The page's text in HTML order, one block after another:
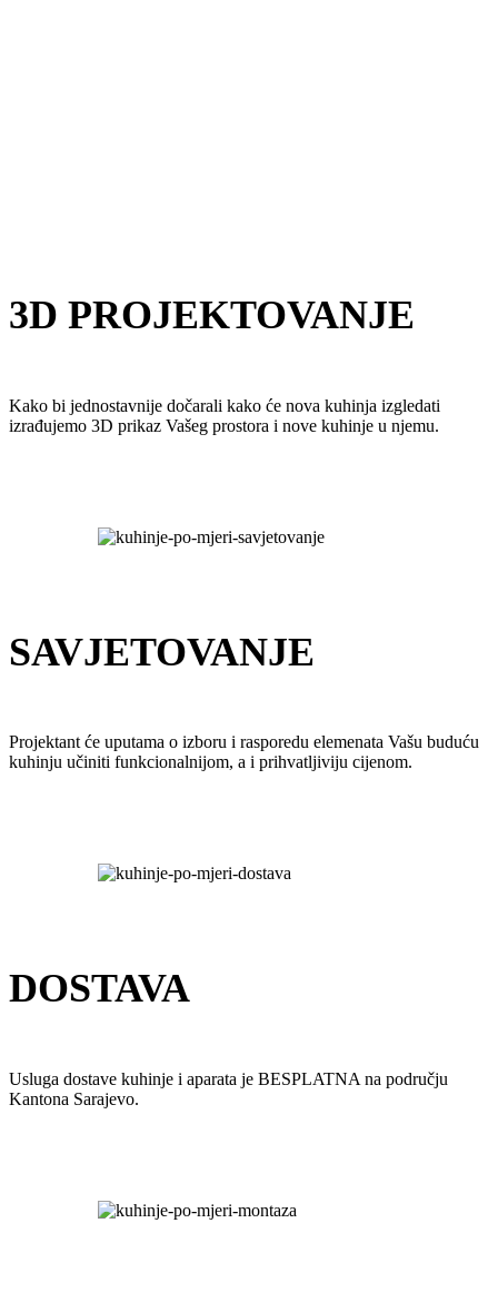
3D PROJEKTOVANJE
Kako bi jednostavnije dočarali kako će nova kuhinja izgledati
izrađujemo 3D prikaz Vašeg prostora i nove kuhinje u njemu.
SAVJETOVANJE
Projektant će uputama o izboru i rasporedu elemenata Vašu buduću
kuhinju učiniti funkcionalnijom, a i prihvatljiviju cijenom.
DOSTAVA
Usluga dostave kuhinje i aparata je BESPLATNA na području
Kantona Sarajevo.